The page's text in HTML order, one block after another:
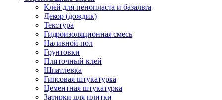
Клей для пенопласта и базальта
Декор (дождик)
Текстура
Гидроизоляционная смесь
Наливной пол
Грунтовки
Плиточный клей
Шпатлевка
Гипсовая штукатурка
Цементная штукатурка
Затирки для плитки